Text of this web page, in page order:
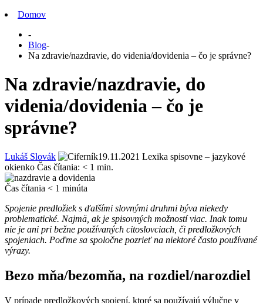
Domov
-
Blog-
Na zdravie/nazdravie, do videnia/dovidenia – čo je správne?
Na zdravie/nazdravie, do
videnia/dovidenia – čo je
správne?
Lukáš Slovák 19.11.2021 Lexika spisovne – jazykové
okienko Čas čítania: < 1 min.
Čas čítania < 1 minúta
Spojenie predložiek s ďalšími slovnými druhmi býva niekedy
problematické. Najmä, ak je spisovných možností viac. Inak tomu
nie je ani pri bežne používaných citoslovciach, či predložkových
spojeniach. Poďme sa spoločne pozrieť na niektoré často používané
výrazy.
Bezo mňa/bezomňa, na rozdiel/narozdiel
V prípade predložkových spojení, ktoré sa používajú výlučne v